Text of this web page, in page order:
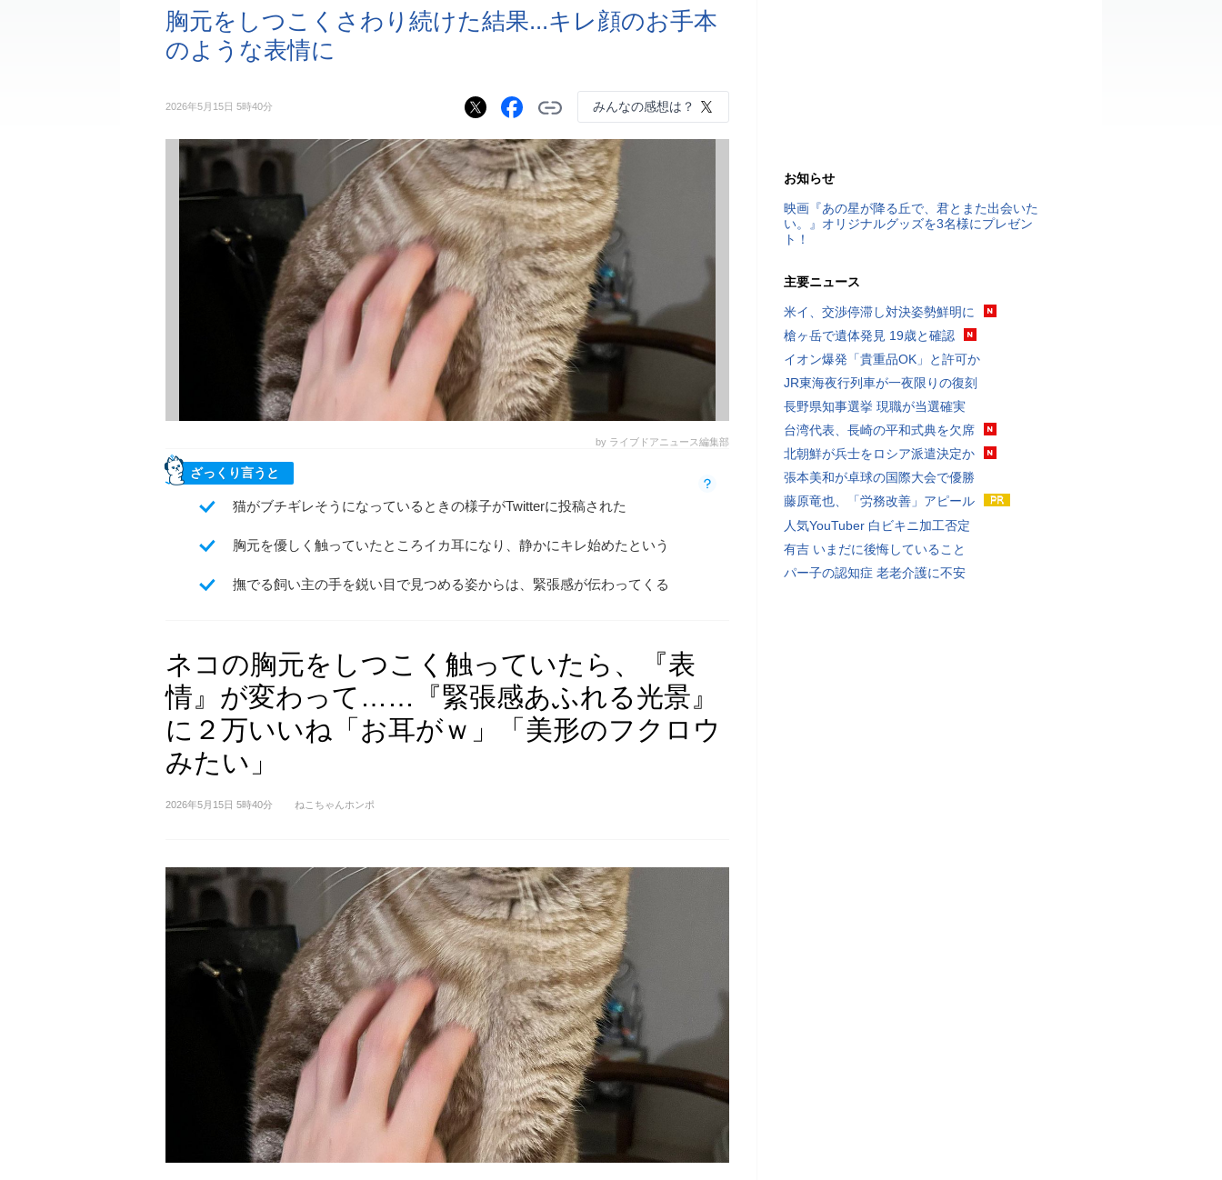
胸元をしつこくさわり続けた結果...キレ顔のお手本
のような表情に
2026年5月15日 5時40分 みんなの感想は？
by ライブドアニュース編集部
ざっくり言うと
猫がブチギレそうになっているときの様子がTwitterに投稿された
胸元を優しく触っていたところイカ耳になり、静かにキレ始めたという
撫でる飼い主の手を鋭い目で見つめる姿からは、緊張感が伝わってくる
ネコの胸元をしつこく触っていたら、『表
情』が変わって……『緊張感あふれる光景』
に２万いいね「お耳がｗ」「美形のフクロウ
みたい」
2026年5月15日 5時40分 ねこちゃんホンポ
お知らせ
映画『あの星が降る丘で、君とまた出会いた
い。』オリジナルグッズを3名様にプレゼン
ト！
主要ニュース
米イ、交渉停滞し対決姿勢鮮明に
槍ヶ岳で遺体発見 19歳と確認
イオン爆発「貴重品OK」と許可か
JR東海夜行列車が一夜限りの復刻
長野県知事選挙 現職が当選確実
台湾代表、長崎の平和式典を欠席
北朝鮮が兵士をロシア派遣決定か
張本美和が卓球の国際大会で優勝
藤原竜也、「労務改善」アピール
人気YouTuber 白ビキニ加工否定
有吉 いまだに後悔していること
パー子の認知症 老老介護に不安